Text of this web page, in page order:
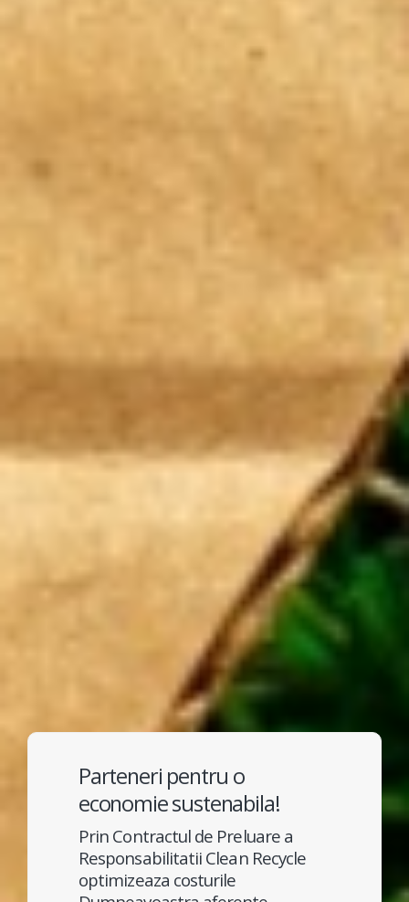
Parteneri pentru o
economie sustenabila!
Prin Contractul de Preluare a
Responsabilitatii Clean Recycle
optimizeaza costurile